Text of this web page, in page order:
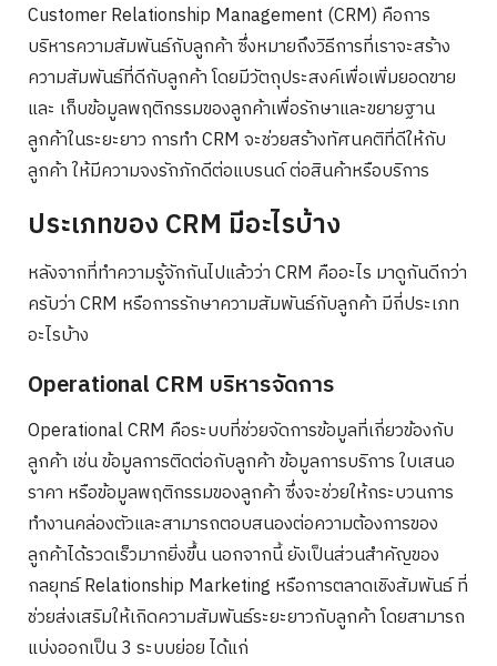
Customer Relationship Management (CRM) คือการ
บริหารความสัมพันธ์กับลูกค้า ซึ่งหมายถึงวิธีการที่เราจะสร้าง
ความสัมพันธ์ที่ดีกับลูกค้า โดยมีวัตถุประสงค์เพื่อเพิ่มยอดขาย
และ เก็บข้อมูลพฤติกรรมของลูกค้าเพื่อรักษาและขยายฐาน
ลูกค้าในระยะยาว การทำ CRM จะช่วยสร้างทัศนคติที่ดีให้กับ
ลูกค้า ให้มีความจงรักภักดีต่อแบรนด์ ต่อสินค้าหรือบริการ
ประเภทของ CRM มีอะไรบ้าง
หลังจากที่ทำความรู้จักกันไปแล้วว่า CRM คืออะไร มาดูกันดีกว่า
ครับว่า CRM หรือการรักษาความสัมพันธ์กับลูกค้า มีกี่ประเภท
อะไรบ้าง
Operational CRM บริหารจัดการ
Operational CRM คือระบบที่ช่วยจัดการข้อมูลที่เกี่ยวข้องกับ
ลูกค้า เช่น ข้อมูลการติดต่อกับลูกค้า ข้อมูลการบริการ ใบเสนอ
ราคา หรือข้อมูลพฤติกรรมของลูกค้า ซึ่งจะช่วยให้กระบวนการ
ทำงานคล่องตัวและสามารถตอบสนองต่อความต้องการของ
ลูกค้าได้รวดเร็วมากยิ่งขึ้น นอกจากนี้ ยังเป็นส่วนสำคัญของ
กลยุทธ์ Relationship Marketing หรือการตลาดเชิงสัมพันธ์ ที่
ช่วยส่งเสริมให้เกิดความสัมพันธ์ระยะยาวกับลูกค้า โดยสามารถ
แบ่งออกเป็น 3 ระบบย่อย ได้แก่